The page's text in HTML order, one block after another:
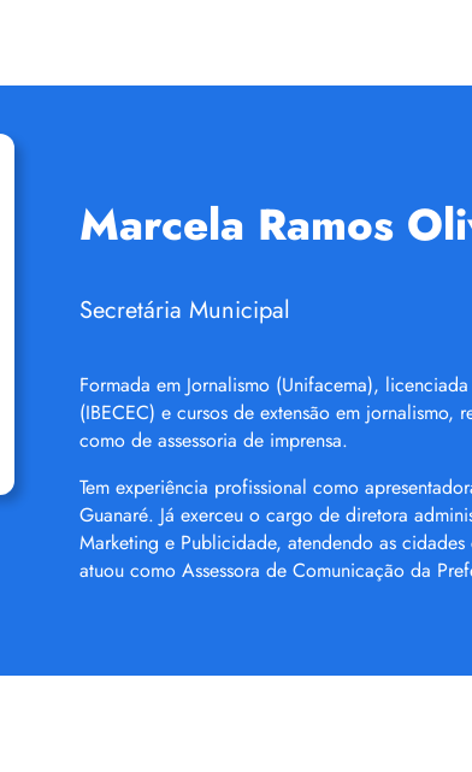
Marcela Ramos
Secretária Municipal
Formada em Jornalismo (Unifacema),
(IBECEC) e cursos de extensão em
como de assessoria de imprensa.
Tem experiência profissional como
Guanaré. Já exerceu o cargo de diretora
Marketing e Publicidade, atendendo as
atuou como Assessora de Comunicação da